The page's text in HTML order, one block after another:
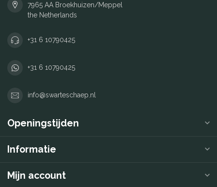
7965 AA Broekhuizen/Meppel
the Netherlands
+31 6 10790425
+31 6 10790425
info@swarteschaep.nl
Openingstijden
Informatie
Mijn account